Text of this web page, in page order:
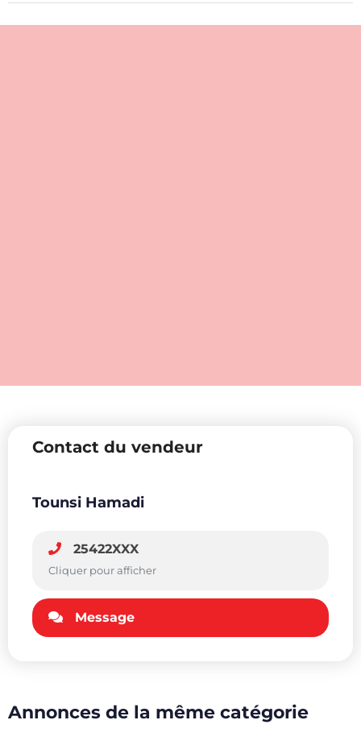
Contact du vendeur
Tounsi Hamadi
25422XXX
Cliquer pour afficher
Message
Annonces de la même catégorie